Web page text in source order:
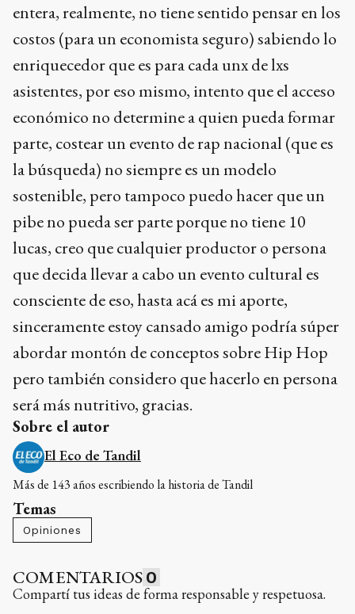
entera, realmente, no tiene sentido pensar en los
costos (para un economista seguro) sabiendo lo
enriquecedor que es para cada unx de lxs
asistentes, por eso mismo, intento que el acceso
económico no determine a quien pueda formar
parte, costear un evento de rap nacional (que es
la búsqueda) no siempre es un modelo
sostenible, pero tampoco puedo hacer que un
pibe no pueda ser parte porque no tiene 10
lucas, creo que cualquier productor o persona
que decida llevar a cabo un evento cultural es
consciente de eso, hasta acá es mi aporte,
sinceramente estoy cansado amigo podría súper
abordar montón de conceptos sobre Hip Hop
pero también considero que hacerlo en persona
será más nutritivo, gracias.
Sobre el autor
El Eco de Tandil
Más de 143 años escribiendo la historia de Tandil
Temas
Opiniones
COMENTARIOS 0
Compartí tus ideas de forma responsable y respetuosa.